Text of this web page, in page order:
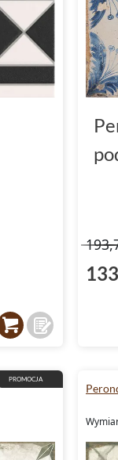
PROMOCJA